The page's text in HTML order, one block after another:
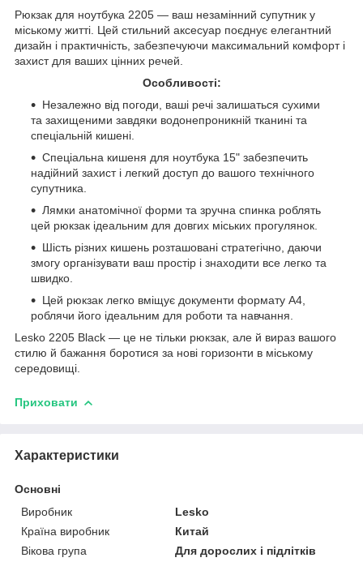
Рюкзак для ноутбука 2205 — ваш незамінний супутник у
міському житті. Цей стильний аксесуар поєднує елегантний
дизайн і практичність, забезпечуючи максимальний комфорт і
захист для ваших цінних речей.
Особливості:
Незалежно від погоди, ваші речі залишаться сухими
та захищеними завдяки водонепроникній тканині та
спеціальній кишені.
Спеціальна кишеня для ноутбука 15" забезпечить
надійний захист і легкий доступ до вашого технічного
супутника.
Лямки анатомічної форми та зручна спинка роблять
цей рюкзак ідеальним для довгих міських прогулянок.
Шість різних кишень розташовані стратегічно, даючи
змогу організувати ваш простір і знаходити все легко та
швидко.
Цей рюкзак легко вміщує документи формату A4,
роблячи його ідеальним для роботи та навчання.
Lesko 2205 Black — це не тільки рюкзак, але й вираз вашого
стилю й бажання боротися за нові горизонти в міському
середовищі.
Приховати
Характеристики
Основні
Виробник
Lesko
Країна виробник
Китай
Вікова група
Для дорослих і підлітків